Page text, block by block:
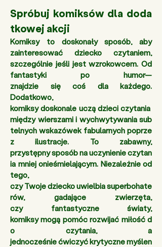
Spróbuj komiksów dla doda
tkowej akcji
Komiksy to doskonały sposób, aby
zainteresować dziecko czytaniem,
szczególnie jeśli jest wzrokowcem. Od
fantastyki po humor—
znajdzie się coś dla każdego.
Dodatkowo,
komiksy doskonale uczą dzieci czytania
między wierszami i wychwytywania sub
telnych wskazówek fabularnych poprze
z ilustracje. To zabawny,
przystępny sposób na uczynienie czytan
ia mniej onieśmielającym. Niezależnie od
tego,
czy Twoje dziecko uwielbia superbohate
rów, gadające zwierzęta,
czy fantastyczne światy,
komiksy mogą pomóc rozwijać miłość d
o czytania, a
jednocześnie ćwiczyć krytyczne myślen